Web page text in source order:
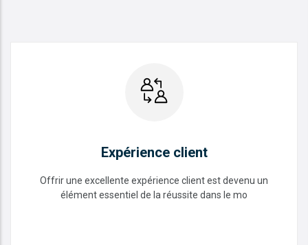
Expérience client
Offrir une excellente expérience client est devenu un
élément essentiel de la réussite dans le mo